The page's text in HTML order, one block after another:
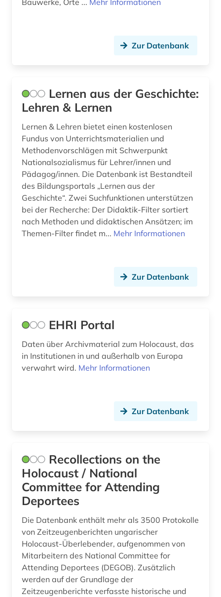
marine (1)
militär (1)
mittelalter (1)
modernismus (1)
montenegro (1)
nachrichtentechnik (2)
nationalsozialismus (7)
online-ressource (1)
oral history (5)
ortsgeschichte &lt;fach&gt; (2)
porajmos (1)
posen (2)
roma &amp;lt;volk&amp;gt; (1)
russisch-ukrainischer krieg (1)
russland (2)
Bauwerke, Orte ... Mehr Informationen
Zur Datenbank
Lernen aus der Geschichte:
Lehren & Lernen
Lernen & Lehren bietet einen kostenlosen
Fundus von Unterrichtsmaterialien und
Methodenvorschlägen mit Schwerpunkt
Nationalsozialismus für Lehrer/innen und
Pädagog/innen. Die Datenbank ist Bestandteil
des Bildungsportals „Lernen aus der
Geschichte“. Zwei Suchfunktionen unterstützen
bei der Recherche: Der Didaktik-Filter sortiert
nach Methoden und didaktischen Ansätzen; im
Themen-Filter findet m... Mehr Informationen
Zur Datenbank
EHRI Portal
Daten über Archivmaterial zum Holocaust, das
in Institutionen in und außerhalb von Europa
verwahrt wird. Mehr Informationen
Zur Datenbank
Recollections on the
Holocaust / National
Committee for Attending
Deportees
Die Datenbank enthält mehr als 3500 Protokolle
von Zeitzeugenberichten ungarischer
Holocaust-Überlebender, aufgenommen von
Mitarbeitern des National Committee for
Attending Deportees (DEGOB). Zusätzlich
werden auf der Grundlage der
Zeitzeugenberichte verfasste historische und